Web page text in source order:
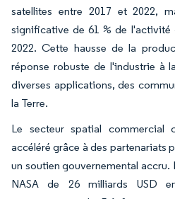
satellites entre 2017 et 2022,
significative de 61 % de l'activité
2022. Cette hausse de la
réponse robuste de l'industrie à
diverses applications, des
la Terre.
Le secteur spatial commercial
accéléré grâce à des partenariats
un soutien gouvernemental
NASA de 26 milliards USD